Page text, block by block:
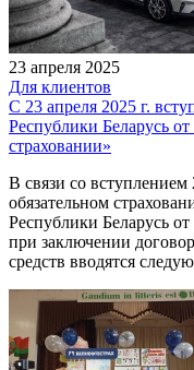
23 апреля 2025
Для клиентов
С 23 апреля 2025 г.
Республики Беларусь
страховании»
В связи со
обязательном
Республики Беларусь
при заключении
средств вводятся